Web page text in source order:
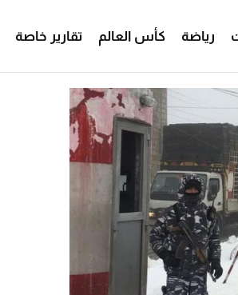
رياضة كأس العالم تقارير خاصة